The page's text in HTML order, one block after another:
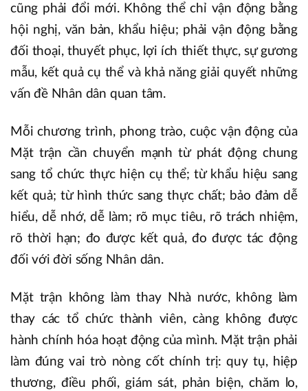
cũng phải đổi mới. Không thể chỉ vận động bằng
hội nghị, văn bản, khẩu hiệu; phải vận động bằng
đối thoại, thuyết phục, lợi ích thiết thực, sự gương
mẫu, kết quả cụ thể và khả năng giải quyết những
vấn đề Nhân dân quan tâm.
Mỗi chương trình, phong trào, cuộc vận động của
Mặt trận cần chuyển mạnh từ phát động chung
sang tổ chức thực hiện cụ thể; từ khẩu hiệu sang
kết quả; từ hình thức sang thực chất; bảo đảm dễ
hiểu, dễ nhớ, dễ làm; rõ mục tiêu, rõ trách nhiệm,
rõ thời hạn; đo được kết quả, đo được tác động
đối với đời sống Nhân dân.
Mặt trận không làm thay Nhà nước, không làm
thay các tổ chức thành viên, càng không được
hành chính hóa hoạt động của mình. Mặt trận phải
làm đúng vai trò nòng cốt chính trị: quy tụ, hiệp
thương, điều phối, giám sát, phản biện, chăm lo,